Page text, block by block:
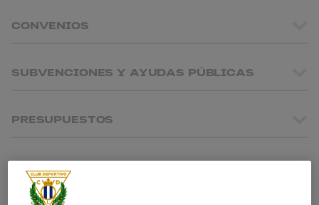
CONVENIOS
SUBVENCIONES Y AYUDAS PÚBLICAS
PRESUPUESTOS
AUDITORÍAS Y RATIOS DE CONTROL
ECONÓMICO